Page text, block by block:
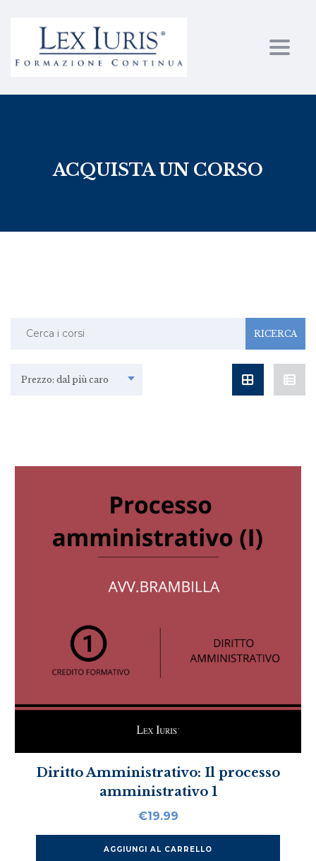
ACQUISTA UN CORSO
Prezzo: dal più caro
Diritto Amministrativo: Il processo
amministrativo 1
€19.99
AGGIUNGI AL CARRELLO